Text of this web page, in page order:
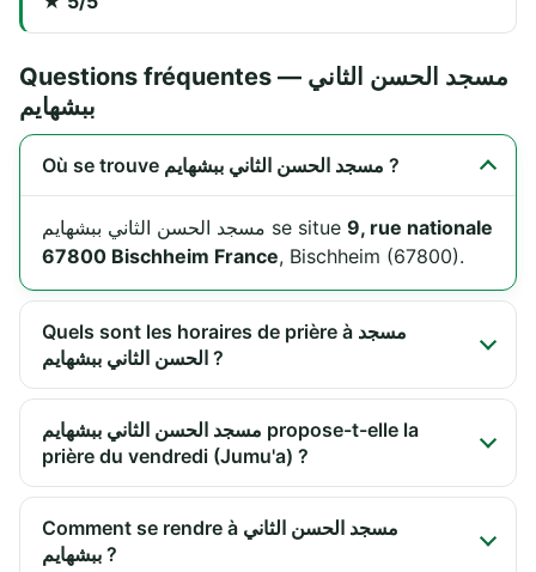
Questions fréquentes — مسجد الحسن الثاني
ببشهايم
Où se trouve مسجد الحسن الثاني ببشهايم ?
مسجد الحسن الثاني ببشهايم se situe 9, rue nationale
67800 Bischheim France, Bischheim (67800).
Quels sont les horaires de prière à مسجد
الحسن الثاني ببشهايم ?
مسجد الحسن الثاني ببشهايم propose-t-elle la
prière du vendredi (Jumu'a) ?
Comment se rendre à مسجد الحسن الثاني
ببشهايم ?